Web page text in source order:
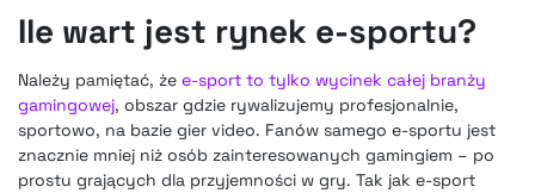
Ile wart jest rynek e-sportu?
Należy pamiętać, że e-sport to tylko wycinek całej branży
gamingowej, obszar gdzie rywalizujemy profesjonalnie,
sportowo, na bazie gier video. Fanów samego e-sportu jest
znacznie mniej niż osób zainteresowanych gamingiem – po
prostu grających dla przyjemności w gry. Tak jak e-sport